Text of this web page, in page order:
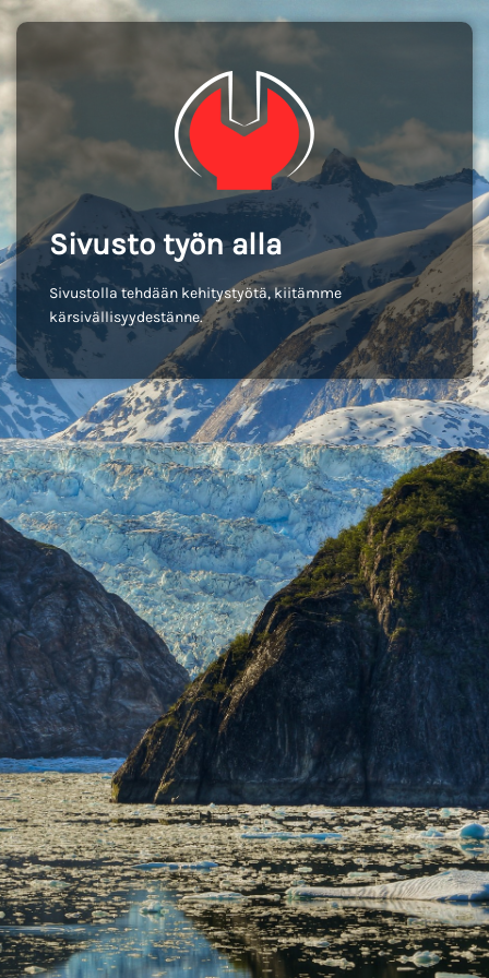
Sivusto työn alla
Sivustolla tehdään kehitystyötä, kiitämme
kärsivällisyydestänne.